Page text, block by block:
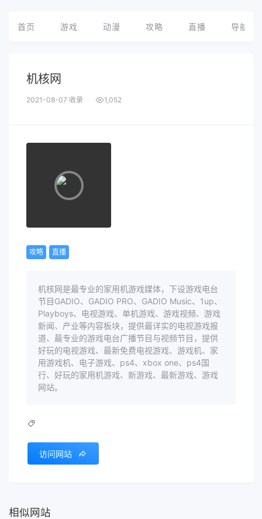
首页 游戏 动漫 攻略 直播 导航
机核网
2021-08-07 收录 1,052
攻略 直播
机核网是最专业的家用机游戏媒体，下设游戏电台
节目GADIO、GADIO PRO、GADIO Music、1up、
Playboys、电视游戏、单机游戏、游戏视频、游戏
新闻、产业等内容板块，提供最详实的电视游戏报
道、最专业的游戏电台广播节目与视频节目，提供
好玩的电视游戏、最新免费电视游戏、游戏机、家
用游戏机、电子游戏、ps4、xbox one、ps4国
行、好玩的家用机游戏、新游戏、最新游戏、游戏
网站。
访问网站
相似网站